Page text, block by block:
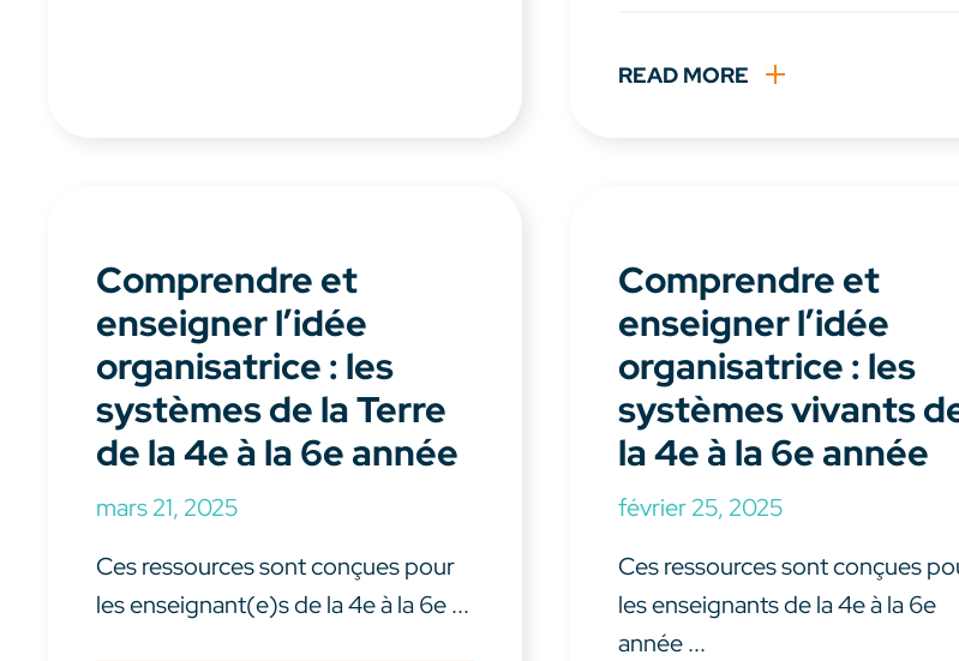
READ MORE
Comprendre et
enseigner l’idée
organisatrice : les
systèmes de la Terre
de la 4e à la 6e année
mars 21, 2025
Ces ressources sont conçues pour
les enseignant(e)s de la 4e à la 6e ...
Comprendre et
enseigner l’idée
organisatrice : les
systèmes vivants
la 4e à la 6e année
février 25, 2025
Ces ressources sont conçues
les enseignants de la 4e à la 6e
année ...